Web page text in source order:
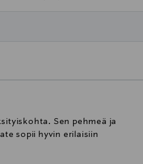
Sen pehmeä ja
sopii hyvin erilaisiin